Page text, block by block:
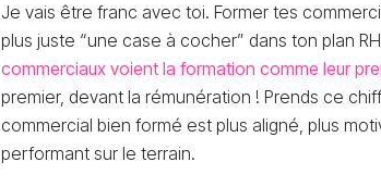
Je vais être franc avec toi. Former tes
plus juste “une case à cocher” dans ton plan
commerciaux voient la formation comme leur
premier, devant la rémunération ! Prends ce
commercial bien formé est plus aligné, plus
performant sur le terrain.